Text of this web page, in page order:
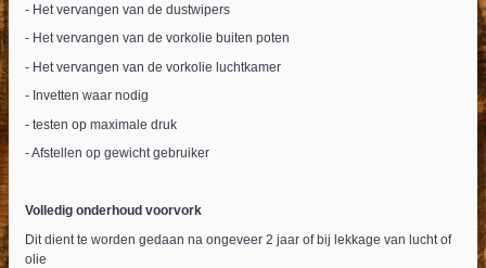
- Het vervangen van de dustwipers
- Het vervangen van de vorkolie buiten poten
- Het vervangen van de vorkolie luchtkamer
- Invetten waar nodig
- testen op maximale druk
- Afstellen op gewicht gebruiker
Volledig onderhoud voorvork
Dit dient te worden gedaan na ongeveer 2 jaar of bij lekkage van lucht of
olie